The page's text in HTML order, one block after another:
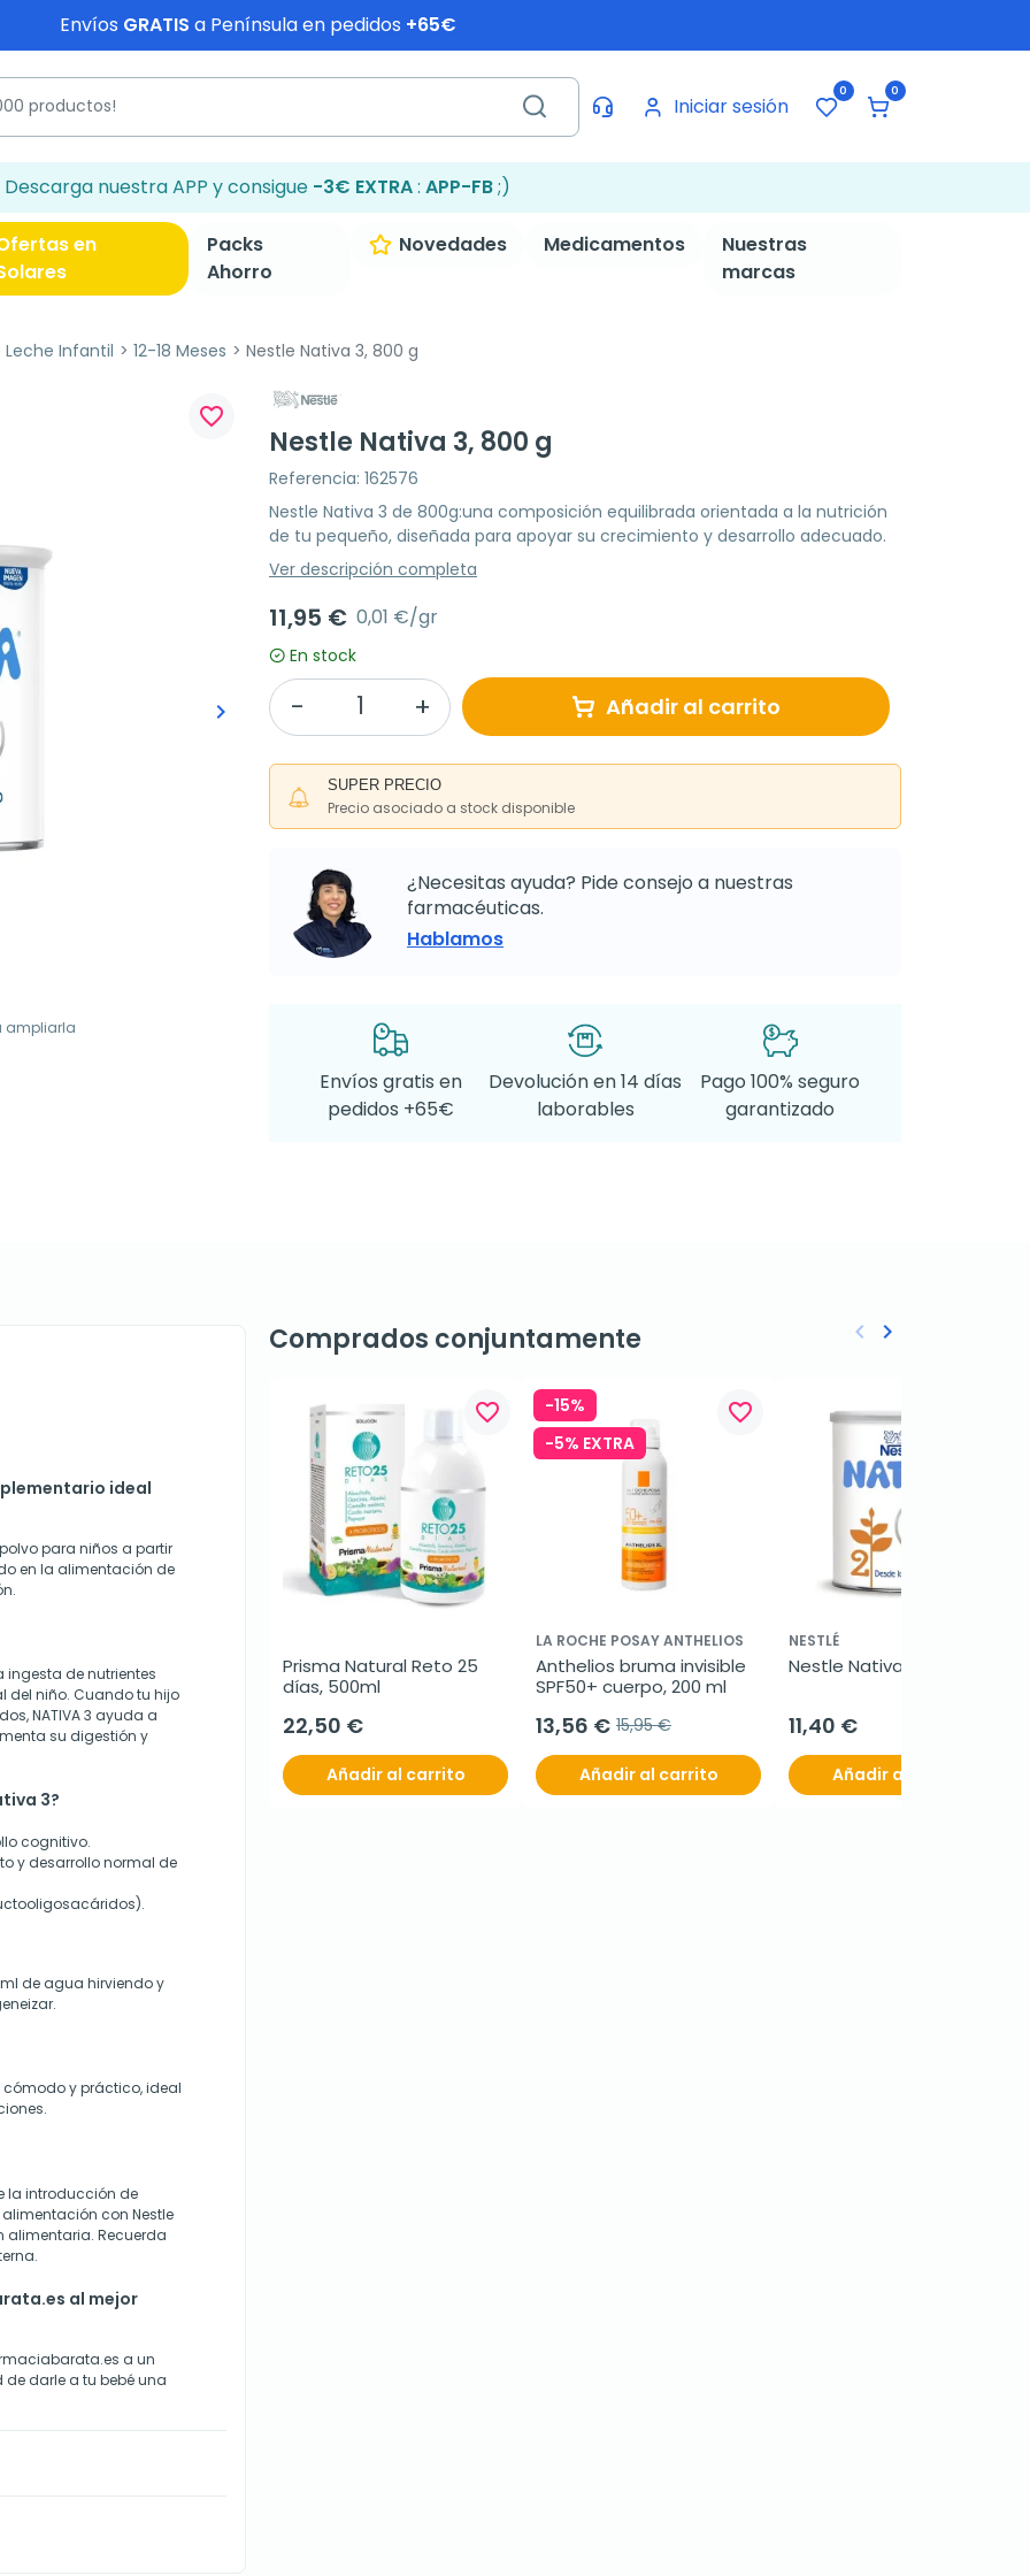
Envíos GRATIS a Península en pedidos +65€
Iniciar sesión
0 0
Descarga nuestra APP y consigue -3€ EXTRA: APP-FB;)
en
Packs
Ahorro
Novedades Medicamentos
Nuestras
marcas
Leche Infantil 12-18 Meses Nestle Nativa 3, 800 g
Siguiente
keyboard_arrow_right
ampliarla
favorite_border
Nestle Nativa 3, 800 g
Referencia: 162576
Nestle Nativa 3 de 800g:una composición equilibrada orientada a la nutrición
de tu pequeño, diseñada para apoyar su crecimiento y desarrollo adecuado.
Ver descripción completa
11,95 € 0,01 €/gr
En stock
Añadir al carrito
SUPER PRECIO
Precio asociado a stock disponible
¿Necesitas ayuda? Pide consejo a nuestras
farmacéuticas.
Hablamos
Envíos gratis en
pedidos +65€
Devolución en 14 días
laborables
Pago 100% seguro
garantizado
ideal
para niños a partir
en la alimentación de
ingesta de nutrientes
del niño. Cuando tu hijo
NATIVA 3 ayuda a
su digestión y
3?
cognitivo.
y desarrollo normal de
de agua hirviendo y
cómodo y práctico, ideal
la introducción de
con Nestle
alimentaria. Recuerda
al mejor
a un
de darle a tu bebé una
Comprados conjuntamente
favorite_border
Prisma Natural Reto 25
días, 500ml
22,50 €
Añadir al carrito
-15%
-5% EXTRA
favorite_border
LA ROCHE POSAY ANTHELIOS
Anthelios bruma invisible
SPF50+ cuerpo, 200 ml
13,56 € 15,95 €
Añadir al carrito
NESTLÉ
Nestle Nativa 2, 800g
11,40 €
Añadir al carrito
Anterior
keyboard_arrow_left Siguiente
keyboard_arrow_right